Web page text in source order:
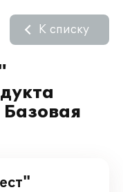
К списку